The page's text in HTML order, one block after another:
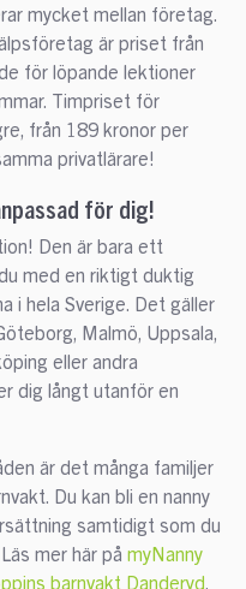
mycket mellan företag.
är priset från
för löpande lektioner
Timpriset för
från 189 kronor per
privatlärare!
för dig!
Den är bara ett
med en riktigt duktig
i hela Sverige. Det gäller
Malmö, Uppsala,
eller andra
dig långt utanför en
är det många familjer
Du kan bli en nanny
samtidigt som du
mer här på myNanny
barnvakt Danderyd.